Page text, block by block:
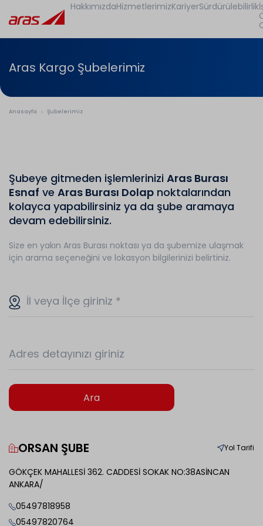
HakkımızdaHizmetlerimizKariyerSürdürülebilirlik
Aras Kargo Şubelerimiz
Anasayfa Şubelerimiz
Şubeye gitmeden işlemlerinizi Aras Burası
Esnaf ve Aras Burası Dolap noktalarından
kolayca yapabilirsiniz ya da şube aramaya
devam edebilirsiniz.
Size en yakın Aras Burası noktası ya da şubemize ulaşmak
için arama seçeneğini ve lokasyon bilgilerinizi belirtiniz.
İl veya İlçe giriniz *
Adres detayınızı giriniz
Ara
ORSAN ŞUBE Yol Tarifi
GÖKÇEK MAHALLESİ 362. CADDESİ SOKAK NO:38ASİNCAN
ANKARA/
05497818958
05497820764